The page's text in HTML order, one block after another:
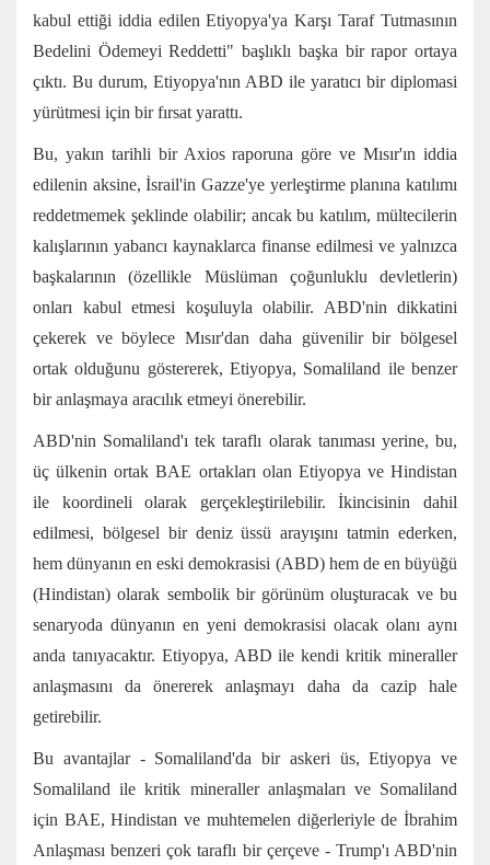
kabul ettiği iddia edilen Etiyopya'ya Karşı Taraf Tutmasının
Bedelini Ödemeyi Reddetti" başlıklı başka bir rapor ortaya
çıktı. Bu durum, Etiyopya'nın ABD ile yaratıcı bir diplomasi
yürütmesi için bir fırsat yarattı.
Bu, yakın tarihli bir Axios raporuna göre ve Mısır'ın iddia
edilenin aksine, İsrail'in Gazze'ye yerleştirme planına katılımı
reddetmemek şeklinde olabilir; ancak bu katılım, mültecilerin
kalışlarının yabancı kaynaklarca finanse edilmesi ve yalnızca
başkalarının (özellikle Müslüman çoğunluklu devletlerin)
onları kabul etmesi koşuluyla olabilir. ABD'nin dikkatini
çekerek ve böylece Mısır'dan daha güvenilir bir bölgesel
ortak olduğunu göstererek, Etiyopya, Somaliland ile benzer
bir anlaşmaya aracılık etmeyi önerebilir.
ABD'nin Somaliland'ı tek taraflı olarak tanıması yerine, bu,
üç ülkenin ortak BAE ortakları olan Etiyopya ve Hindistan
ile koordineli olarak gerçekleştirilebilir. İkincisinin dahil
edilmesi, bölgesel bir deniz üssü arayışını tatmin ederken,
hem dünyanın en eski demokrasisi (ABD) hem de en büyüğü
(Hindistan) olarak sembolik bir görünüm oluşturacak ve bu
senaryoda dünyanın en yeni demokrasisi olacak olanı aynı
anda tanıyacaktır. Etiyopya, ABD ile kendi kritik mineraller
anlaşmasını da önererek anlaşmayı daha da cazip hale
getirebilir.
Bu avantajlar - Somaliland'da bir askeri üs, Etiyopya ve
Somaliland ile kritik mineraller anlaşmaları ve Somaliland
için BAE, Hindistan ve muhtemelen diğerleriyle de İbrahim
Anlaşması benzeri çok taraflı bir çerçeve - Trump'ı ABD'nin